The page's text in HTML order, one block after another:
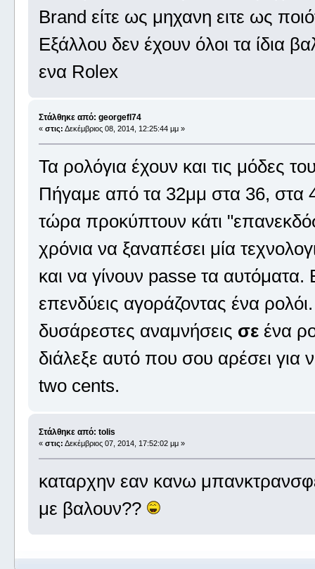
Brand είτε ως μηχανη ειτε ως
Εξάλλου δεν έχουν όλοι τα ίδια
ενα Rolex
Στάλθηκε από: georgefl74
« στις: Δεκέμβριος 08, 2014, 12:25:44 μμ »
Τα ρολόγια έχουν και τις μόδες
Πήγαμε από τα 32μμ στα 36, στα
τώρα προκύπτουν κάτι
χρόνια να ξαναπέσει μία
και να γίνουν passe τα αυτόματα.
επενδύεις αγοράζοντας ένα
δυσάρεστες αναμνήσεις σεένα
διάλεξε αυτό που σου αρέσει για
two cents.
Στάλθηκε από: tolis
« στις: Δεκέμβριος 07, 2014, 17:52:02 μμ »
καταρχην εαν κανω
με βαλουν??